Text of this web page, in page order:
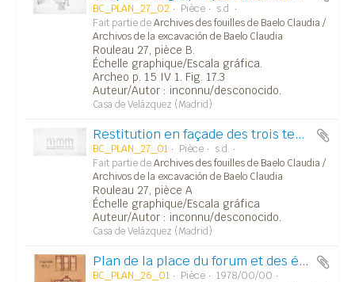
BC_PLAN_27_02 Pièce
s.d.
Fait partie deArchives des fouilles de Baelo Claudia /
Archivos de la excavación de Baelo Claudia
Rouleau 27, pièce B.
Échelle graphique/Escala gráfica.
Archeo p. 15 IV 1. Fig. 17.3
Auteur/Autor : inconnu/desconocido.
Casa de Velázquez (Madrid)
Restitution en façade des trois temples du Capitole.
BC_PLAN_27_01 Pièce
s.d.
Fait partie deArchives des fouilles de Baelo Claudia /
Archivos de la excavación de Baelo Claudia
Rouleau 27, pièce A
Échelle graphique/Escala gráfica
Auteur/Autor : inconnu/desconocido.
Casa de Velázquez (Madrid)
Plan de la place du forum et des édifices attenants.
BC_PLAN_26_01 Pièce
1978/00/00